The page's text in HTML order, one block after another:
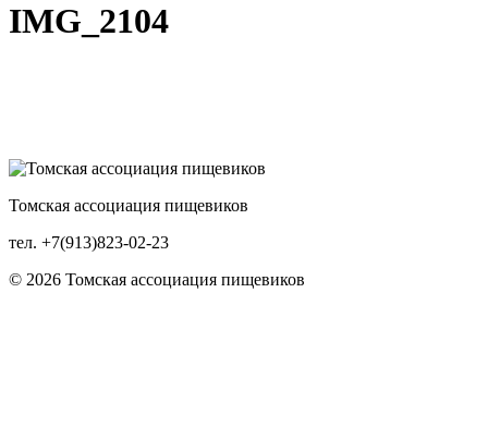
IMG_2104
Томская ассоциация пищевиков
тел. +7(913)823-02-23
© 2026 Томская ассоциация пищевиков